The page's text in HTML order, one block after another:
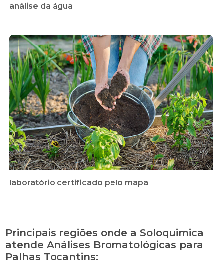
análise da água
laboratório certificado pelo mapa
Principais regiões onde a Soloquimica
atende Análises Bromatológicas para
Palhas Tocantins: